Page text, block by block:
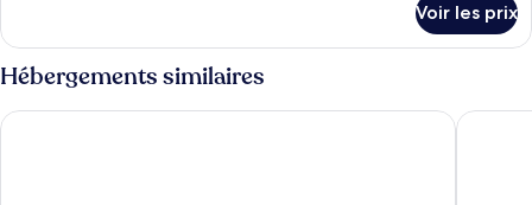
le
type
de
chambre
Chambre
Voir les prix
Hébergements similaires
Radisson Serviced Apartments Antananarivo City Centre